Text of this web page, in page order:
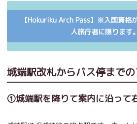
【Hokuriku Arch Pass】※入国資格
人旅行者に限ります。
城端駅改札からバス停まで
①城端駅を降りて案内に沿って